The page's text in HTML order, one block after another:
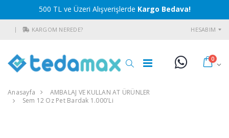
500 TL ve Üzeri Alışverişlerde Kargo Bedava!
KARGOM NEREDE? HESABIM
0
Anasayfa
AMBALAJ VE KULLAN AT ÜRÜNLER
Sem 12 Oz Pet Bardak 1.000'li